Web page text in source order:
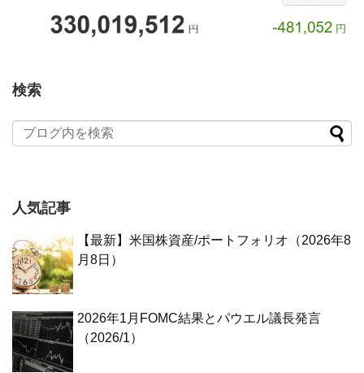
検索
人気記事
【最新】米国株資産/ポートフォリオ（2026年8
月8日）
2026年1月FOMC結果とパウエル議長発言
（2026/1）